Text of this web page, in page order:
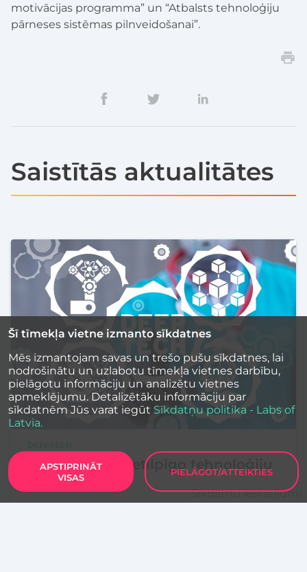
motivācijas programma” un “Atbalsts tehnoloģiju
pārneses sistēmas pilnveidošanai”.
Saistītās aktualitātes
Baltijas zinātņietilpīgo tehnoloģiju
nozare aug
Šī tīmekļa vietne izmanto sīkdatnes
Mēs izmantojam savas un trešo pušu sīkdatnes, lai
nodrošinātu un uzlabotu tīmekļa vietnes darbību,
pielāgotu informāciju un analizētu vietnes
apmeklējumu. Detalizētāku informāciju par
sīkdatnēm Jūs varat iegūt Sīkdatņu politika - Labs of
Latvia.
APSTIPRINĀT
VISAS
PIELĀGOT/ATTEIKTIES
Sīkdatņu iestatījumi